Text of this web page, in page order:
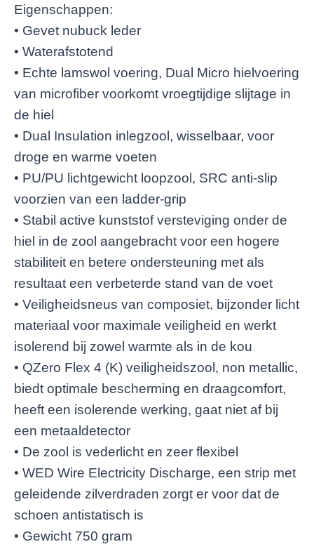
Eigenschappen:
• Gevet nubuck leder
• Waterafstotend
• Echte lamswol voering, Dual Micro hielvoering
van microfiber voorkomt vroegtijdige slijtage in
de hiel
• Dual Insulation inlegzool, wisselbaar, voor
droge en warme voeten
• PU/PU lichtgewicht loopzool, SRC anti-slip
voorzien van een ladder-grip
• Stabil active kunststof versteviging onder de
hiel in de zool aangebracht voor een hogere
stabiliteit en betere ondersteuning met als
resultaat een verbeterde stand van de voet
• Veiligheidsneus van composiet, bijzonder licht
materiaal voor maximale veiligheid en werkt
isolerend bij zowel warmte als in de kou
• QZero Flex 4 (K) veiligheidszool, non metallic,
biedt optimale bescherming en draagcomfort,
heeft een isolerende werking, gaat niet af bij
een metaaldetector
• De zool is vederlicht en zeer flexibel
• WED Wire Electricity Discharge, een strip met
geleidende zilverdraden zorgt er voor dat de
schoen antistatisch is
• Gewicht 750 gram